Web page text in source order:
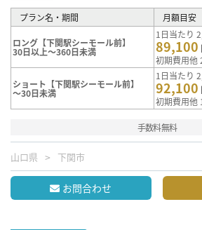
プラン名・期間 月額目安
ロング【下関駅シーモール前】
30日以上～360日未満
1日当たり
89,100
初期費用他
ショート【下関駅シーモール前】
～30日未満
1日当たり
92,100
初期費用他
手数料無料
山口県 下関市
お問合わせ